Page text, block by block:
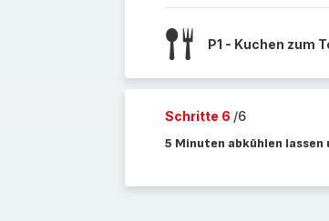
P1 - Kuchen zum
Schritte 6 /6
5 Minuten abkühlen lassen